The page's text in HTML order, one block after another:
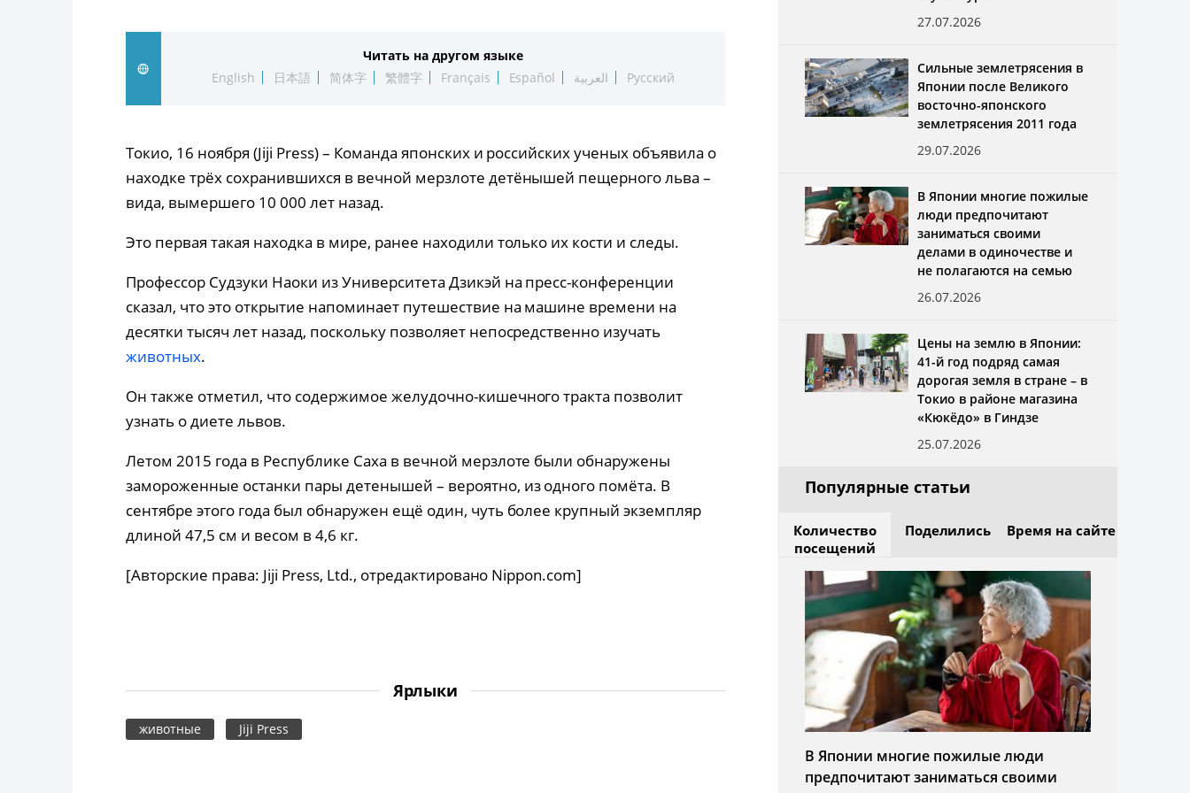
Токио
Читать на другом языке
English
日本語 简体字 繁體字 Français Español العربية Русский
Токио, 16 ноября (Jiji Press) – Команда японских и российских ученых объявила о
находке трёх сохранившихся в вечной мерзлоте детёнышей пещерного льва –
вида, вымершего 10 000 лет назад.
Это первая такая находка в мире, ранее находили только их кости и следы.
Профессор Судзуки Наоки из Университета Дзикэй на пресс-конференции
сказал, что это открытие напоминает путешествие на машине времени на
десятки тысяч лет назад, поскольку позволяет непосредственно изучать
животных.
Он также отметил, что содержимое желудочно-кишечного тракта позволит
узнать о диете львов.
Летом 2015 года в Республике Саха в вечной мерзлоте были обнаружены
замороженные останки пары детенышей – вероятно, из одного помёта. В
сентябре этого года был обнаружен ещё один, чуть более крупный экземпляр
длиной 47,5 см и весом в 4,6 кг.
[Авторские права: Jiji Press, Ltd., отредактировано Nippon.com]
Ярлыки
животные Jiji Press
27.07.2026
Сильные землетрясения в
Японии после Великого
восточно-японского
землетрясения 2011 года
29.07.2026
В Японии многие пожилые
люди предпочитают
заниматься своими
делами в одиночестве и
не полагаются на семью
26.07.2026
Цены на землю в Японии:
41-й год подряд самая
дорогая земля в стране – в
Токио в районе магазина
«Кюкёдо» в Гиндзе
25.07.2026
Популярные статьи
Количество
посещений
Поделились Время на сайте
В Японии многие пожилые люди
предпочитают заниматься своими